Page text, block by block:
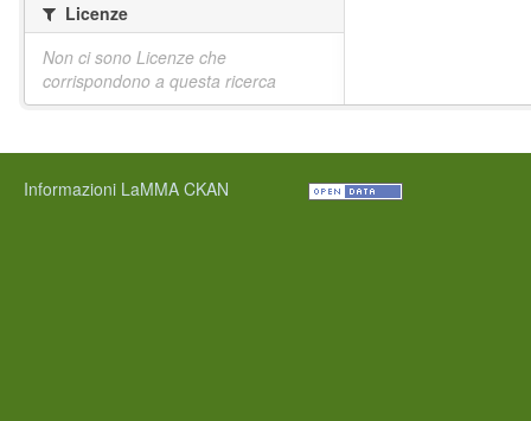
Licenze
Non ci sono Licenze che
corrispondono a questa ricerca
Informazioni LaMMA CKAN